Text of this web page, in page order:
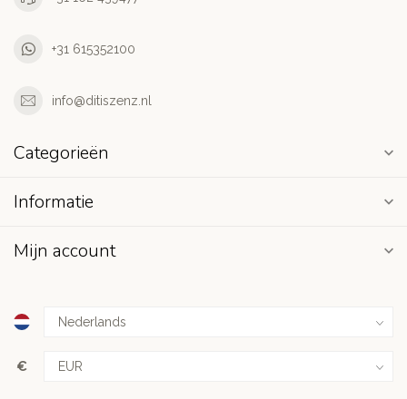
+31 615352100
info@ditiszenz.nl
Categorieën
Informatie
Mijn account
€